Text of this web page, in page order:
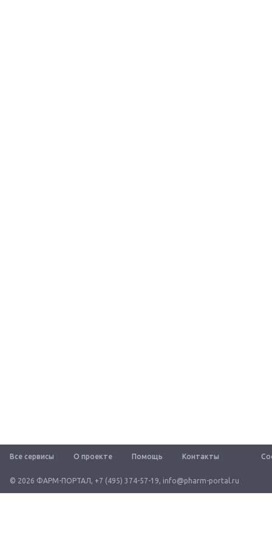
Все сервисы О проекте Помощь Контакты
© 2026 ФАРМ-ПОРТАЛ, +7 (495) 374-57-19, info@pharm-portal.ru